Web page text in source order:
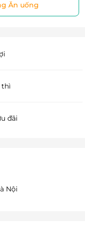
Ăn uống
thì
đãi
Nội